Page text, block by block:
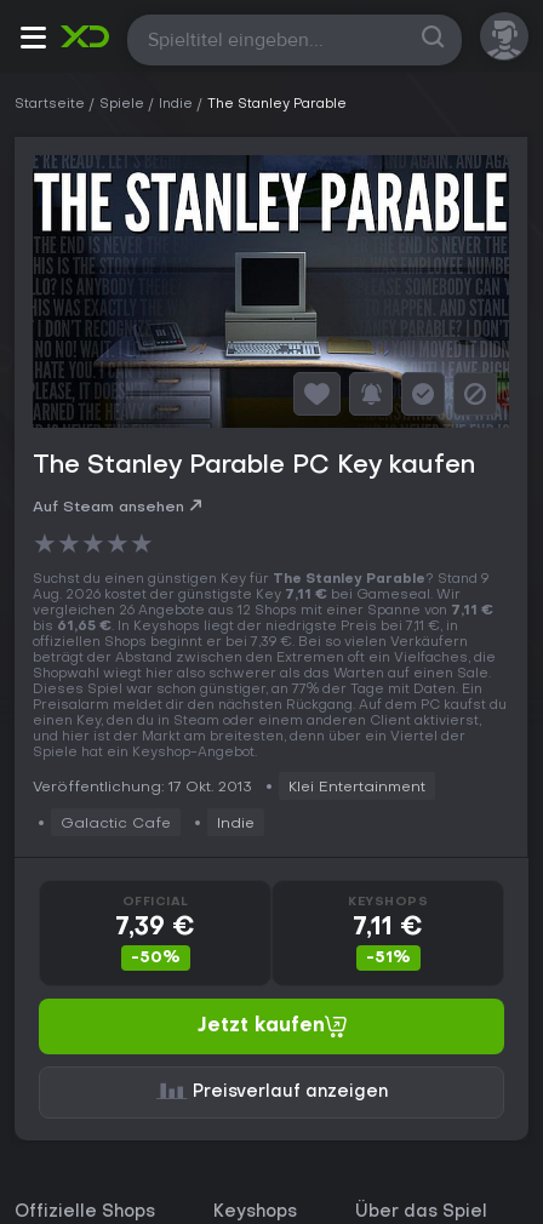
Alle
Startseite Spiele Indie The Stanley Parable
The Stanley Parable PC Key kaufen
Auf Steam ansehen
★★★★★
Suchst du einen günstigen Key für The Stanley Parable? Stand 9
Aug. 2026 kostet der günstigste Key 7,11 € bei Gameseal. Wir
vergleichen 26 Angebote aus 12 Shops mit einer Spanne von 7,11 €
bis 61,65 €. In Keyshops liegt der niedrigste Preis bei 7,11 €, in
offiziellen Shops beginnt er bei 7,39 €. Bei so vielen Verkäufern
beträgt der Abstand zwischen den Extremen oft ein Vielfaches, die
Shopwahl wiegt hier also schwerer als das Warten auf einen Sale.
Dieses Spiel war schon günstiger, an 77% der Tage mit Daten. Ein
Preisalarm meldet dir den nächsten Rückgang. Auf dem PC kaufst du
einen Key, den du in Steam oder einem anderen Client aktivierst,
und hier ist der Markt am breitesten, denn über ein Viertel der
Spiele hat ein Keyshop-Angebot.
Veröffentlichung: 17 Okt. 2013 Klei Entertainment
Galactic Cafe Indie
OFFICIAL
7,39 €
-50%
KEYSHOPS
7,11 €
-51%
Jetzt kaufen
Preisverlauf anzeigen
Offizielle Shops Keyshops Über das Spiel